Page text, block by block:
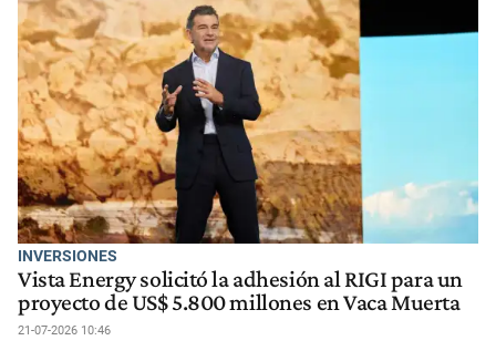
INVERSIONES
Vista Energy solicitó la adhesión al RIGI para un
proyecto de US$ 5.800 millones en Vaca Muerta
21-07-2026 10:46